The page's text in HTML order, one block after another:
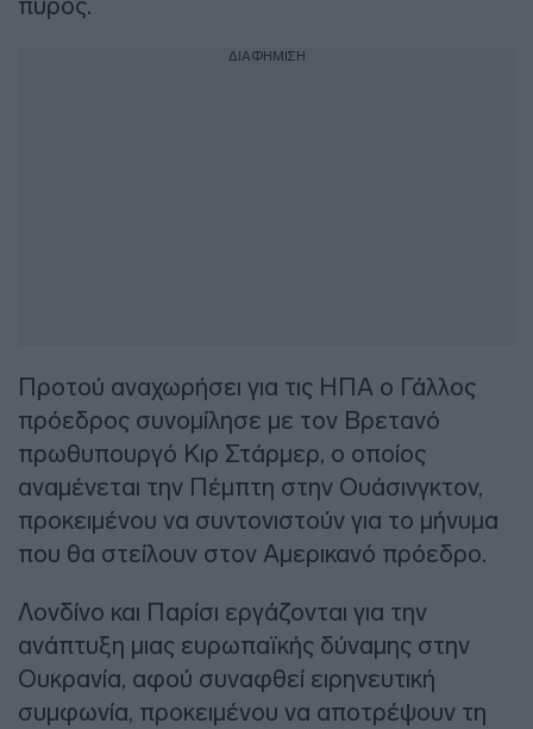
πυρός.
ΔΙΑΦΗΜΙΣΗ
Προτού αναχωρήσει για τις ΗΠΑ ο Γάλλος
πρόεδρος συνομίλησε με τον Βρετανό
πρωθυπουργό Κιρ Στάρμερ, ο οποίος
αναμένεται την Πέμπτη στην Ουάσινγκτον,
προκειμένου να συντονιστούν για το μήνυμα
που θα στείλουν στον Αμερικανό πρόεδρο.
Λονδίνο και Παρίσι εργάζονται για την
ανάπτυξη μιας ευρωπαϊκής δύναμης στην
Ουκρανία, αφού συναφθεί ειρηνευτική
συμφωνία, προκειμένου να αποτρέψουν τη